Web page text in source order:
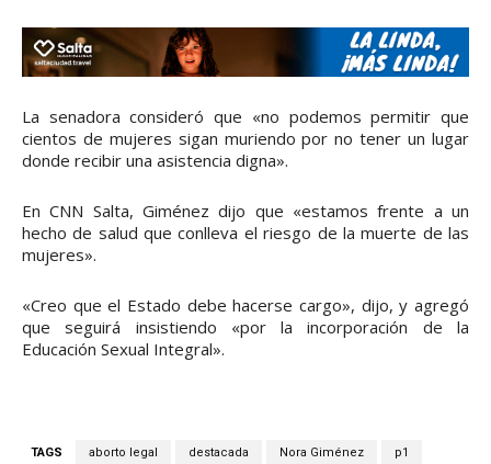
La senadora consideró que «no podemos permitir que
cientos de mujeres sigan muriendo por no tener un lugar
donde recibir una asistencia digna».
En CNN Salta, Giménez dijo que «estamos frente a un
hecho de salud que conlleva el riesgo de la muerte de las
mujeres».
«Creo que el Estado debe hacerse cargo», dijo, y agregó
que seguirá insistiendo «por la incorporación de la
Educación Sexual Integral».
TAGS aborto legal destacada Nora Giménez p1